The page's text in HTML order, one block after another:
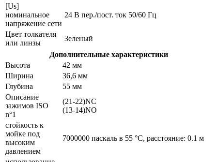
[Us]
номинальное
напряжение сети
24 В пер./пост. ток 50/60 Гц
Цвет толкателя
или линзы
Зеленый
Дополнительные характеристики
Высота
42 мм
Ширина
36,6 мм
Глубина
55 мм
Описание
зажимов ISO
n°1
(21-22)NC
(13-14)NO
стойкость к
мойке под
высоким
давлением
7000000 паскаль в 55 °C, расстояние: 0.1 м